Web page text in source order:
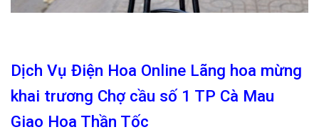
Dịch Vụ Điện Hoa Online Lãng hoa mừng
khai trương Chợ cầu số 1 TP Cà Mau
Giao Hoa Thần Tốc